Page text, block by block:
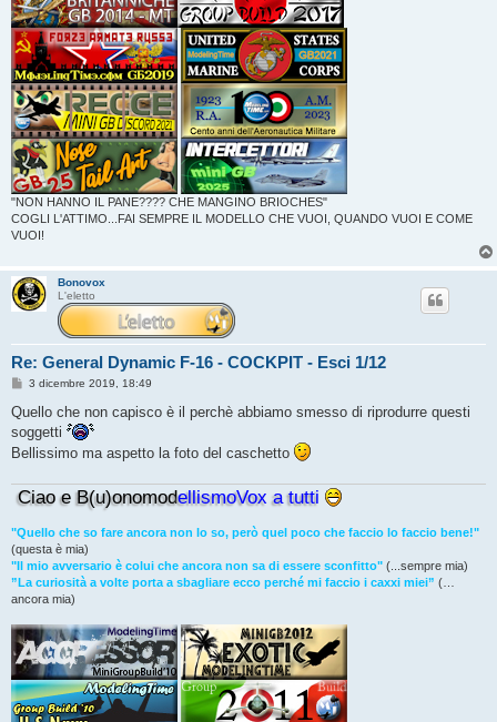
"NON HANNO IL PANE???? CHE MANGINO BRIOCHES"
COGLI L'ATTIMO...FAI SEMPRE IL MODELLO CHE VUOI, QUANDO VUOI E COME
VUOI!
Bonovox
L'eletto
Re: General Dynamic F-16 - COCKPIT - Esci 1/12
M
s
a
g
g
o
3 dicembre 2019, 18:49
Quello che non capisco è il perchè abbiamo smesso di riprodurre questi
soggetti
Bellissimo ma aspetto la foto del caschetto
Ciao e B(u)onomodellismoVox a tutti
"Quello che so fare ancora non lo so, però quel poco che faccio lo faccio bene!"
(questa è mia)
"Il mio avversario è colui che ancora non sa di essere sconfitto" (...sempre mia)
”La curiosità a volte porta a sbagliare ecco perché mi faccio i caxxi miei” (…
ancora mia)